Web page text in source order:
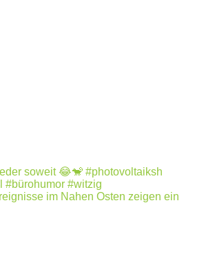
im Nahen Osten zeigen ein